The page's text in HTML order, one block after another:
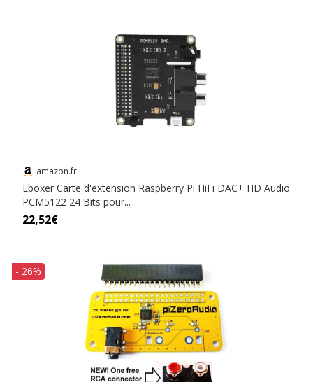
amazon.fr
Eboxer Carte d'extension Raspberry Pi HiFi DAC+ HD Audio
PCM5122 24 Bits pour...
22,52€
- 26%